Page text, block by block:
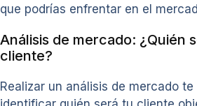
que podrías enfrentar en el
Análisis de mercado: ¿Quién
cliente?
Realizar un análisis de mercado